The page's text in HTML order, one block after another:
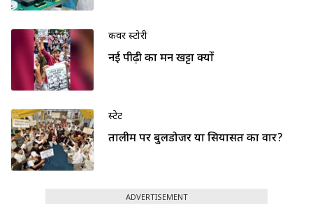
कवर स्टोरी
नई पीढ़ी का मन खट्टा क्यों
स्टेट
तालीम पर बुलडोजर या सियासत का वार?
ADVERTISEMENT